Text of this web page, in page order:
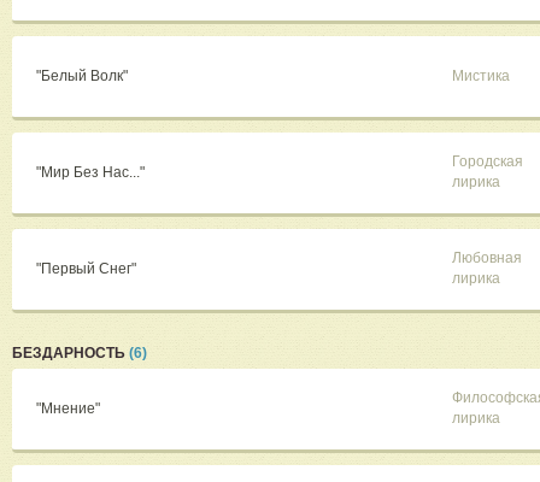
"Белый Волк" Мистика
"Мир Без Нас..."
Городская
лирика
"Первый Снег"
Любовная
лирика
БЕЗДАРНОСТЬ (6)
"Мнение"
лирика